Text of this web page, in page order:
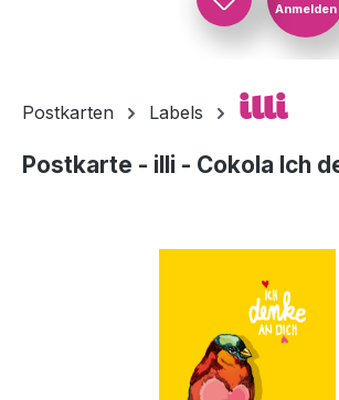
Anmelden
Postkarten Labels illi
Postkarte - illi - Cokola Ich